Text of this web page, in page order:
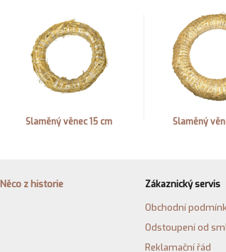
Slaměný věnec 15 cm Slaměný
Něco z historie
Zákaznický servis
Obchodní
Odstoupení od
Reklamační řád